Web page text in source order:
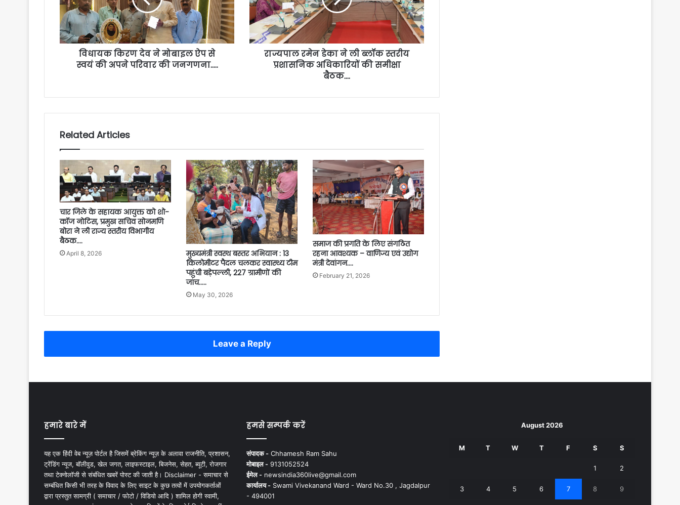
विधायक किरण देव ने मोबाइल ऐप से
स्वयं की अपने परिवार की जनगणना…..
राज्यपाल रमेन डेका ने ली ब्लॉक स्तरीय
प्रशासनिक अधिकारियों की समीक्षा
बैठक….
Related Articles
चार जिले के सहायक आयुक्त को शो-
कॉज नोटिस, प्रमुख सचिव सोनमणि
बोरा ने ली राज्य स्तरीय विभागीय
बैठक….
April 8, 2026
मुख्यमंत्री स्वस्थ बस्तर अभियान : 13
किलोमीटर पैदल चलकर स्वास्थ्य टीम
पहुंची बड़ेपल्ली, 227 ग्रामीणों की
जांच…..
May 30, 2026
समाज की प्रगति के लिए संगठित
रहना आवश्यक – वाणिज्य एवं उद्योग
मंत्री देवांगन….
February 21, 2026
Leave a Reply
हमारे बारे में
यह एक हिंदी वेब न्यूज़ पोर्टल है जिसमें ब्रेकिंग न्यूज़ के अलावा राजनीति, प्रशासन,
ट्रेंडिंग न्यूज, बॉलीवुड, खेल जगत, लाइफस्टाइल, बिजनेस, सेहत, ब्यूटी, रोजगार
तथा टेक्नोलॉजी से संबंधित खबरें पोस्ट की जाती है। Disclaimer - समाचार से
सम्बंधित किसी भी तरह के विवाद के लिए साइट के कुछ तत्वों में उपयोगकर्ताओं
द्वारा प्रस्तुत सामग्री ( समाचार / फोटो / विडियो आदि ) शामिल होगी स्वामी,
हमसे सम्पर्क करें
संपादक -Chhamesh Ram Sahu
मोबाइल -9131052524
ईमेल - newsindia360live@gmail.com
कार्यालय -Swami Vivekanand Ward - Ward No.30 , Jagdalpur
- 494001
August 2026
M T W T F S S
1 2
3 4 5 6 7 8 9